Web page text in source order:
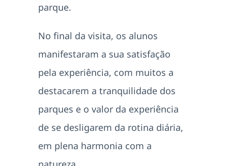
parque.
No final da visita, os alunos
manifestaram a sua satisfação
pela experiência, com muitos a
destacarem a tranquilidade dos
parques e o valor da experiência
de se desligarem da rotina diária,
em plena harmonia com a